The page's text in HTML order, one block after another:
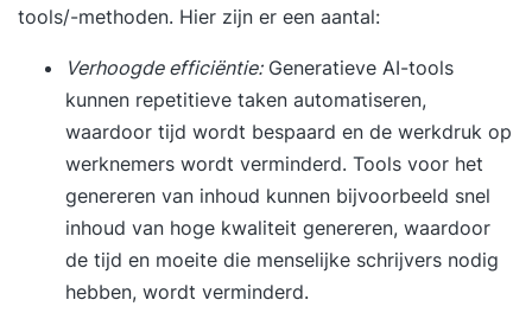
tools/-methoden. Hier zijn er een aantal:
Verhoogde efficiëntie:Generatieve AI-tools
kunnen repetitieve taken automatiseren,
waardoor tijd wordt bespaard en de werkdruk op
werknemers wordt verminderd. Tools voor het
genereren van inhoud kunnen bijvoorbeeld snel
inhoud van hoge kwaliteit genereren, waardoor
de tijd en moeite die menselijke schrijvers nodig
hebben, wordt verminderd.